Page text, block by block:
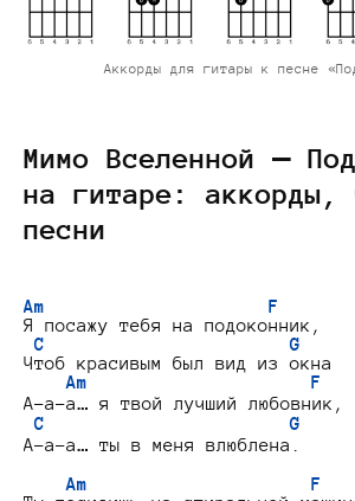
Аккорды для гитары к песне
Мимо Вселенной —
на гитаре: аккорды,
песни
Am                     F
Я посажу тебя на подоконник,
C                       G
Чтоб красивым был вид из окна
Am                     F
А-а-а… я твой лучший любовник,
C                       G
А-а-а… ты в меня влюблена.
Am                     F